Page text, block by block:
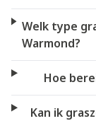
Welk type
Warmond?
Hoe
Kan ik